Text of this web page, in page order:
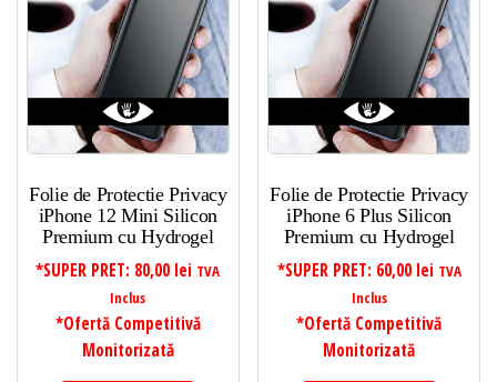
Folie de Protectie Privacy
iPhone 12 Mini Silicon
Premium cu Hydrogel
*SUPER PRET: 80,00 lei TVA
Inclus
*Ofertă Competitivă
Monitorizată
Folie de Protectie Privacy
iPhone 6 Plus Silicon
Premium cu Hydrogel
*SUPER PRET: 60,00 lei TVA
Inclus
*Ofertă Competitivă
Monitorizată